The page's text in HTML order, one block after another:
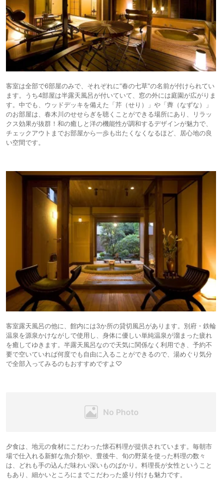
客室は全部で6部屋のみで、それぞれに“春の七草”の名前が付けられてい
ます。うち4部屋は半露天風呂が付いていて、窓の外には庭園が広がりま
す。中でも、ウッドデッキを備えた「芹（せり）」や「薺（なずな）」
のお部屋は、春木川のせせらぎを聴くことができる場所にあり、リラッ
クス効果が抜群！和の癒しと洋の機能性が調和するデザインが魅力で、
チェックアウトまでお部屋から一歩も出たくなくなるほど、居心地の良
い空間です。
客室露天風呂の他に、館内には3か所の貸切風呂があります。別府・鉄輪
温泉を源泉かけながしで使用し、身体に優しい単純温泉が溜まった疲れ
を癒してゆきます。半露天風呂なので天気に関係なく利用でき、予約不
要で空いていれば何度でも自由に入ることができるので、湯めぐり気分
で全部入ってみるのもおすすめですよ♡
夕食は、地元の食材にこだわった懐石料理が提供されています。毎朝市
場で仕入れる新鮮な魚介類や、豊後牛、旬の野菜を使った料理の数々
は、どれも手の込んだ味わい深いものばかり。料理長が女性ということ
もあり、細かいところにまでこだわった盛り付けも魅力です。